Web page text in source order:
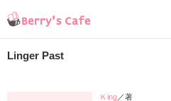
Linger Past
Ｋing／著